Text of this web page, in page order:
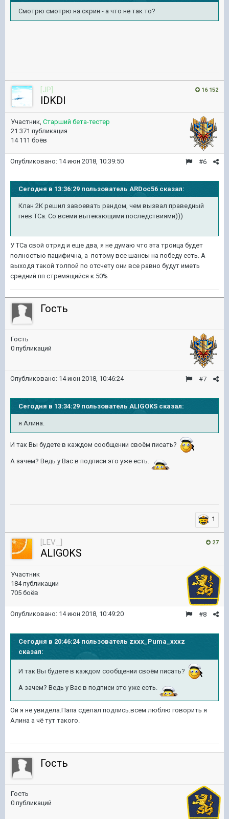
Смотрю смотрю на скрин - а что не так то?
16 152
[JP]
lDKDl
Участник, Старший бета-тестер
21 371 публикация
14 111 боёв
#6
Опубликовано: 14 июн 2018, 10:39:50
Сегодня в 13:36:29 пользователь ARDoc56 сказал:
Клан 2К решил завоевать рандом, чем вызвал праведный
гнев ТСа. Со всеми вытекающими последствиями)))
У ТСа свой отряд и еще два, я не думаю что эта троица будет
полностью пацифична, а потому все шансы на победу есть. А
выходя такой толпой по отсчету они все равно будут иметь
средний пп стремящийся к 50%
Гость
Гость
0 публикаций
#7
Опубликовано: 14 июн 2018, 10:46:24
Сегодня в 13:34:29 пользователь ALIGOKS сказал:
я Алина.
И так Вы будете в каждом сообщении своём писать?
А зачем? Ведь у Вас в подписи это уже есть.
1
27
[LEV_]
ALIGOKS
Участник
184 публикации
705 боёв
#8
Опубликовано: 14 июн 2018, 10:49:20
Сегодня в 20:46:24 пользователь zxxx_Puma_xxxz
сказал:
И так Вы будете в каждом сообщении своём писать?
А зачем? Ведь у Вас в подписи это уже есть.
Ой я не увидела.Папа сделал подпись.всем люблю говорить я
Алина а чё тут такого.
Гость
Гость
0 публикаций